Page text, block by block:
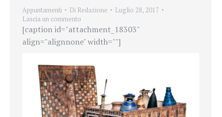
Appuntamenti Di Redazione
Luglio 28, 2017
Lascia un commento
[caption id="attachment_18303"
align="alignnone" width=""]